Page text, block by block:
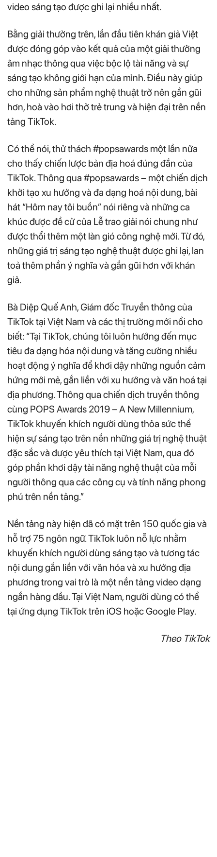
video sáng tạo được ghi lại nhiều nhất.
Bằng giải thưởng trên, lần đầu tiên khán giả Việt
được đóng góp vào kết quả của một giải thưởng
âm nhạc thông qua việc bộc lộ tài năng và sự
sáng tạo không giới hạn của mình. Điều này giúp
cho những sản phẩm nghệ thuật trở nên gần gũi
hơn, hoà vào hơi thở trẻ trung và hiện đại trên nền
tảng TikTok.
Có thể nói, thử thách #popsawards một lần nữa
cho thấy chiến lược bản địa hoá đúng đắn của
TikTok. Thông qua #popsawards – một chiến dịch
khởi tạo xu hướng và đa dạng hoá nội dung, bài
hát “Hôm nay tôi buồn” nói riêng và những ca
khúc được đề cử của Lễ trao giải nói chung như
được thổi thêm một làn gió công nghệ mới. Từ đó,
những giá trị sáng tạo nghệ thuật được ghi lại, lan
toả thêm phần ý nghĩa và gần gũi hơn với khán
giả.
Bà Diệp Quế Anh, Giám đốc Truyền thông của
TikTok tại Việt Nam và các thị trường mới nổi cho
biết: “Tại TikTok, chúng tôi luôn hướng đến mục
tiêu đa dạng hóa nội dung và tăng cường nhiều
hoạt động ý nghĩa để khơi dậy những nguồn cảm
hứng mới mẻ, gắn liền với xu hướng và văn hoá tại
địa phương. Thông qua chiến dịch truyền thông
cùng POPS Awards 2019 – A New Millennium,
TikTok khuyến khích người dùng thỏa sức thể
hiện sự sáng tạo trên nền những giá trị nghệ thuật
đặc sắc và được yêu thích tại Việt Nam, qua đó
góp phần khơi dậy tài năng nghệ thuật của mỗi
người thông qua các công cụ và tính năng phong
phú trên nền tảng.”
Nền tảng này hiện đã có mặt trên 150 quốc gia và
hỗ trợ 75 ngôn ngữ. TikTok luôn nỗ lực nhằm
khuyến khích người dùng sáng tạo và tương tác
nội dung gắn liền với văn hóa và xu hướng địa
phương trong vai trò là một nền tảng video dạng
ngắn hàng đầu. Tại Việt Nam, người dùng có thể
tại ứng dụng TikTok trên iOS hoặc Google Play.
Theo TikTok